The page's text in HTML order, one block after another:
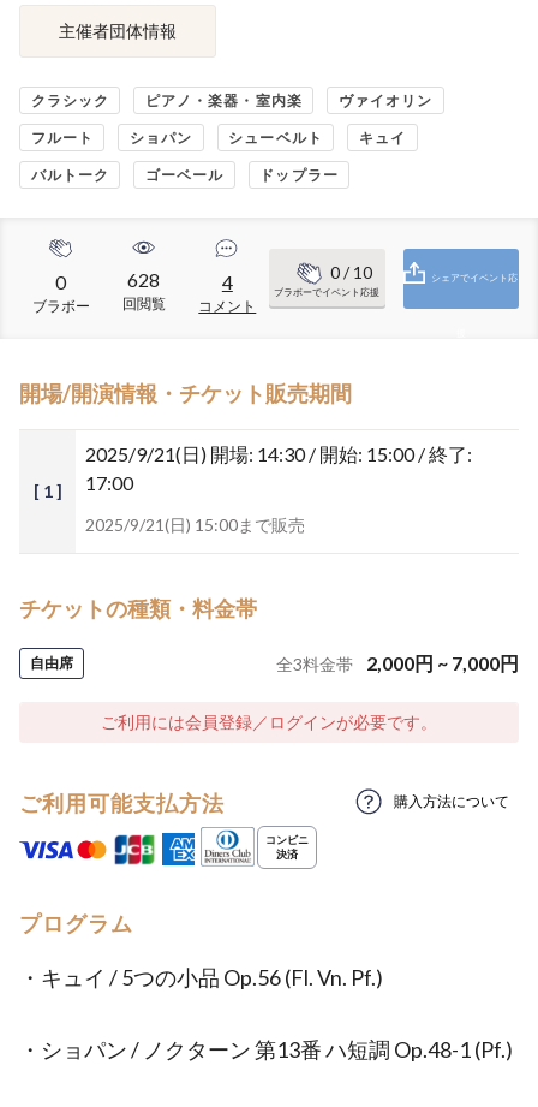
主催者団体情報
クラシック ピアノ・楽器・室内楽 ヴァイオリン
フルート ショパン シューベルト キュイ
バルトーク ゴーベール ドップラー
0
ブラボー
628
回閲覧
4
コメント
0/ 10
ブラボーでイベント応援
シェアでイベント応
開場/開演情報・チケット販売期間
[ 1 ]
2025/9/21(日) 開場: 14:30 / 開始: 15:00 / 終了:
17:00
2025/9/21(日) 15:00まで販売
チケットの種類・料金帯
自由席 全3料金帯 2,000円 ~ 7,000円
ご利用には会員登録／ログインが必要です。
ご利用可能支払方法 購入方法について
プログラム
・キュイ / 5つの小品 Op.56 (Fl. Vn. Pf.)
・ショパン / ノクターン 第13番 ハ短調 Op.48-1 (Pf.)